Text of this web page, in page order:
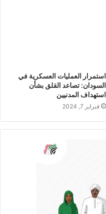
استمرار العمليات العسكرية في
السودان: تصاعد القلق بشأن
استهداف المدنيين
فبراير 7, 2024